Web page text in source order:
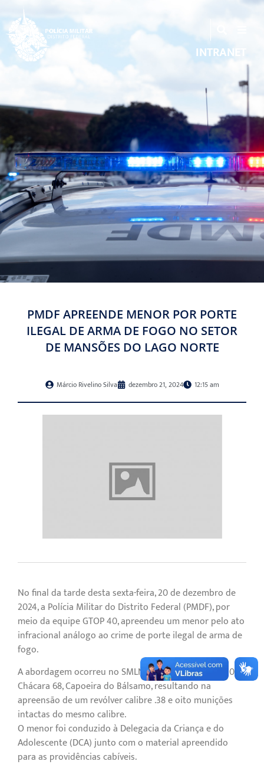
INTRANET
PMDF APREENDE MENOR POR PORTE
ILEGAL DE ARMA DE FOGO NO SETOR
DE MANSÕES DO LAGO NORTE
Márcio Rivelino Silva dezembro 21, 2024 12:15 am
No final da tarde desta sexta-feira, 20 de dezembro de
2024, a Polícia Militar do Distrito Federal (PMDF), por
meio da equipe GTOP 40, apreendeu um menor pelo ato
infracional análogo ao crime de porte ilegal de arma de
fogo.
A abordagem ocorreu no SMLN Trecho 07, Conjunto 01,
Chácara 68, Capoeira do Bálsamo, resultando na
apreensão de um revólver calibre .38 e oito munições
intactas do mesmo calibre.
O menor foi conduzido à Delegacia da Criança e do
Adolescente (DCA) junto com o material apreendido
para as providências cabíveis.